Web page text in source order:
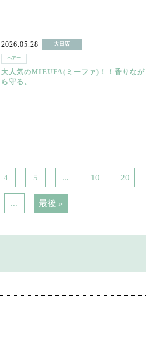
2026.05.28 大日店
ヘアー
大人気のMIEUFA(ミーファ)！！香りなが
ら守る。
4 5 ... 10 20
... 最後 »